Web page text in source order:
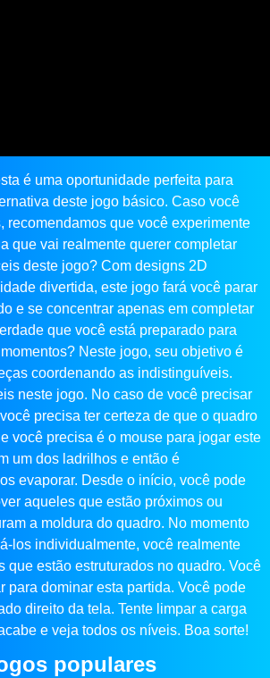
é uma oportunidade perfeita para
deste jogo básico. Caso você
recomendamos que você experimente
que vai realmente querer completar
deste jogo? Com designs 2D
divertida, este jogo fará você parar
e se concentrar apenas em completar
que você está preparado para
Neste jogo, seu objetivo é
coordenando as indistinguíveis.
neste jogo. No caso de você precisar
precisa ter certeza de que o quadro
você precisa é o mouse para jogar este
um dos ladrilhos e então é
evaporar. Desde o início, você pode
aqueles que estão próximos ou
a moldura do quadro. No momento
los individualmente, você realmente
que estão estruturados no quadro. Você
para dominar esta partida. Você pode
direito da tela. Tente limpar a carga
e veja todos os níveis. Boa sorte!
populares